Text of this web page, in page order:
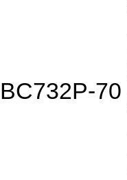
BC732P-70